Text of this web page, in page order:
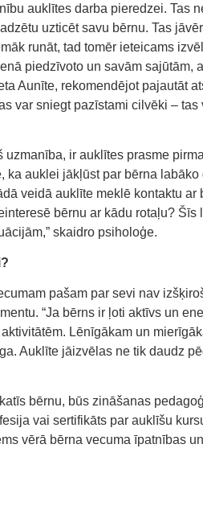
auklītes darba pieredzei. Tas
uzticēt savu bērnu. Tas
runāt, tad tomēr ieteicams
piedzīvoto un savām sajūtām,
Aunīte, rekomendējot pajautāt
var sniegt pazīstami cilvēki –
ir auklītes prasme
ka auklei jākļūst par bērna
veidā auklīte meklē kontaktu
bērnu ar kādu rotaļu? Šīs
skaidro psiholoģe.
pašam par sevi nav
“Ja bērns ir ļoti aktīvs un
Lēnīgākam un
Auklīte jāizvēlas ne tik daudz
bērnu, būs zināšanas
vai sertifikāts par auklīšu
vērā bērna vecuma īpatnības